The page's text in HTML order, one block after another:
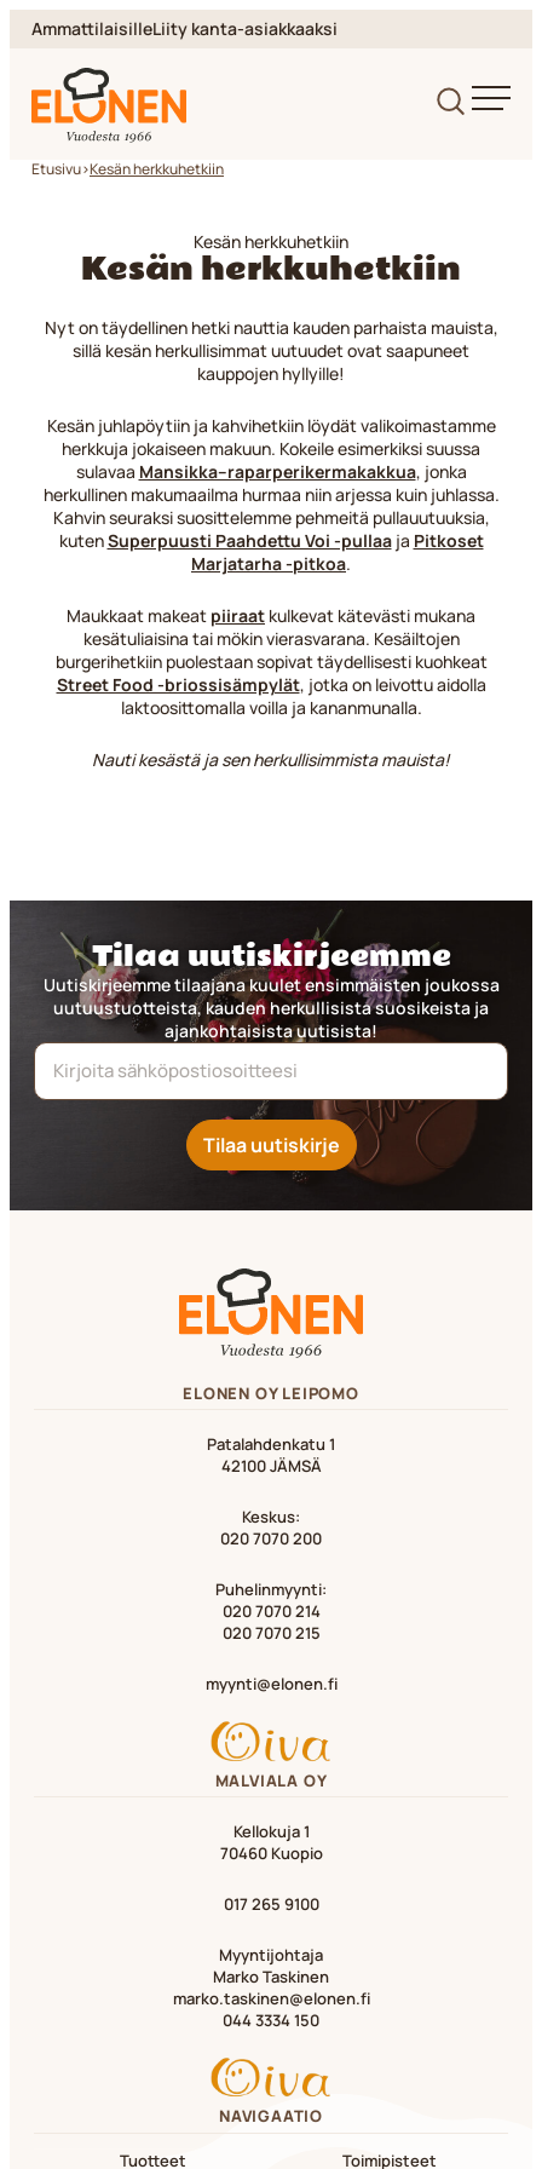
Siirry
sisältöön
AmmattilaisilleLiity kanta-asiakkaaksi
Elonen
Etusivu>Kesän herkkuhetkiin
Kesän herkkuhetkiin
Kesän herkkuhetkiin
Nyt on täydellinen hetki nauttia kauden parhaista mauista,
sillä kesän herkullisimmat uutuudet ovat saapuneet
kauppojen hyllyille!
Kesän juhlapöytiin ja kahvihetkiin löydät valikoimastamme
herkkuja jokaiseen makuun. Kokeile esimerkiksi suussa
sulavaa Mansikka–raparperikermakakkua, jonka
herkullinen makumaailma hurmaa niin arjessa kuin juhlassa.
Kahvin seuraksi suosittelemme pehmeitä pullauutuuksia,
kutenSuperpuusti Paahdettu Voi -pullaaja Pitkoset
Marjatarha -pitkoa.
Maukkaat makeat piiraat kulkevat kätevästi mukana
kesätuliaisina tai mökin vierasvarana. Kesäiltojen
burgerihetkiin puolestaan sopivat täydellisesti kuohkeat
Street Food -briossisämpylät, jotka on leivottu aidolla
laktoosittomalla voilla ja kananmunalla.
Nauti kesästä ja sen herkullisimmista mauista!
Tilaa uutiskirjeemme
Uutiskirjeemme tilaajana kuulet ensimmäisten joukossa
uutuustuotteista, kauden herkullisista suosikeista ja
ajankohtaisista uutisista!
Tilaa uutiskirje
ELONEN OY LEIPOMO
Patalahdenkatu 1
42100 JÄMSÄ
Keskus:
020 7070 200
Puhelinmyynti:
020 7070 214
020 7070 215
myynti@elonen.fi
MALVIALA OY
Kellokuja 1
70460 Kuopio
017 265 9100
Myyntijohtaja
Marko Taskinen
marko.taskinen@elonen.fi
044 3334 150
NAVIGAATIO
Tuotteet Toimipisteet